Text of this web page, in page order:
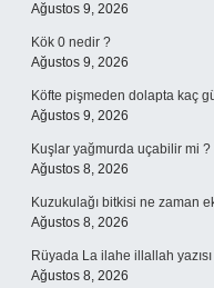
Ağustos 9, 2026
Kök 0 nedir ?
Ağustos 9, 2026
Köfte pişmeden dolapta kaç
Ağustos 9, 2026
Kuşlar yağmurda uçabilir mi ?
Ağustos 8, 2026
Kuzukulağı bitkisi ne zaman
Ağustos 8, 2026
Rüyada La ilahe illallah
Ağustos 8, 2026